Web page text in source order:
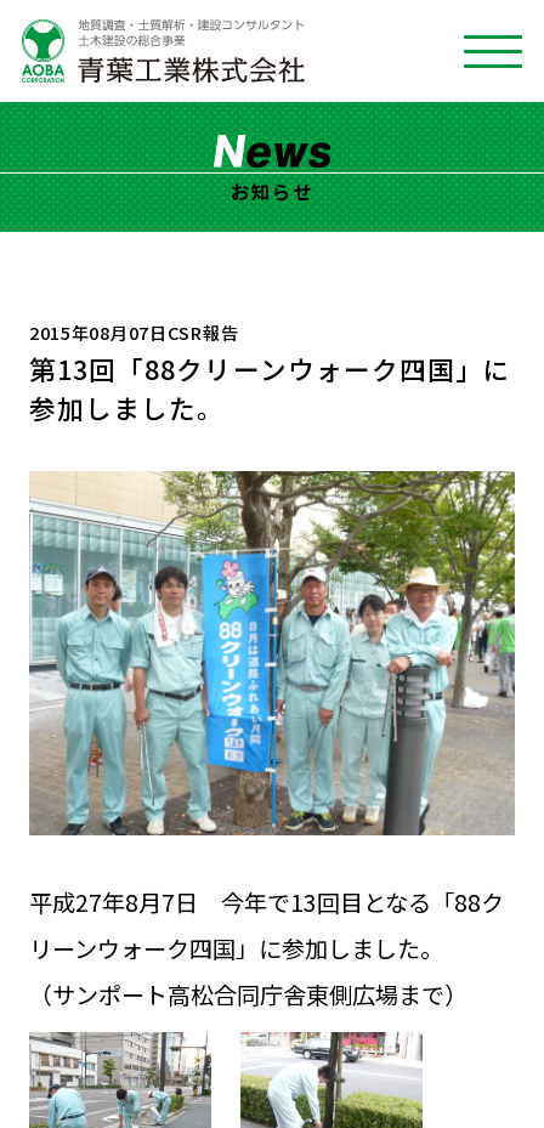
お知らせ
2015年08月07日CSR報告
第13回「88クリーンウォーク四国」に
参加しました。
平成27年8月7日 今年で13回目となる「88ク
リーンウォーク四国」に参加しました。
（サンポート高松合同庁舎東側広場まで）